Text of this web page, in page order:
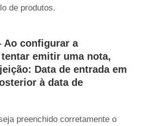
de produtos.
Ao configurar a
emitir uma nota,
Data de entrada em
à data de
preenchido corretamente o